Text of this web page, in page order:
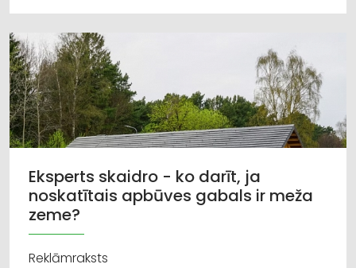
Eksperts skaidro - ko darīt, ja
noskatītais apbūves gabals ir meža
zeme?
Reklāmraksts